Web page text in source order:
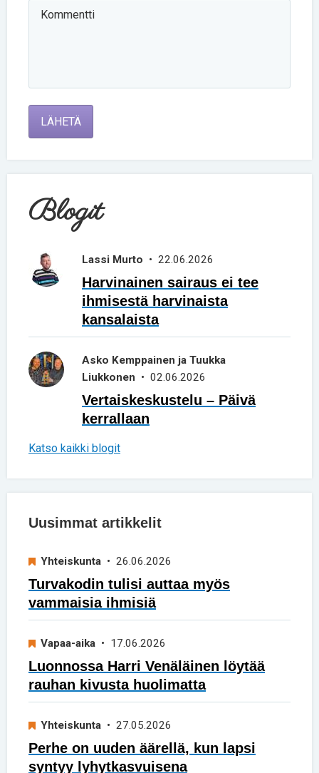
LÄHETÄ
Blogit
Lassi Murto • 22.06.2026
Harvinainen sairaus ei tee
ihmisestä harvinaista
kansalaista
Asko Kemppainen ja Tuukka
Liukkonen • 02.06.2026
Vertaiskeskustelu – Päivä
kerrallaan
Katso kaikki blogit
Uusimmat artikkelit
Yhteiskunta • 26.06.2026
Turvakodin tulisi auttaa myös
vammaisia ihmisiä
Vapaa-aika • 17.06.2026
Luonnossa Harri Venäläinen löytää
rauhan kivusta huolimatta
Yhteiskunta • 27.05.2026
Perhe on uuden äärellä, kun lapsi
syntyy lyhytkasvuisena